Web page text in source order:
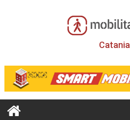
Catania